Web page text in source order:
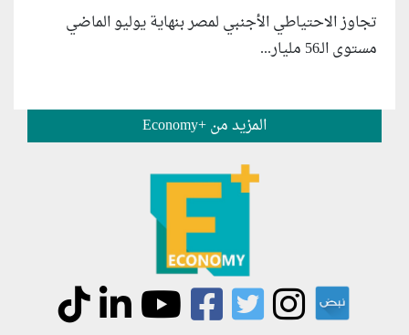
تجاوز الاحتياطي الأجنبي لمصر بنهاية يوليو الماضي
مستوى الـ56 مليار...
المزيد من +Economy